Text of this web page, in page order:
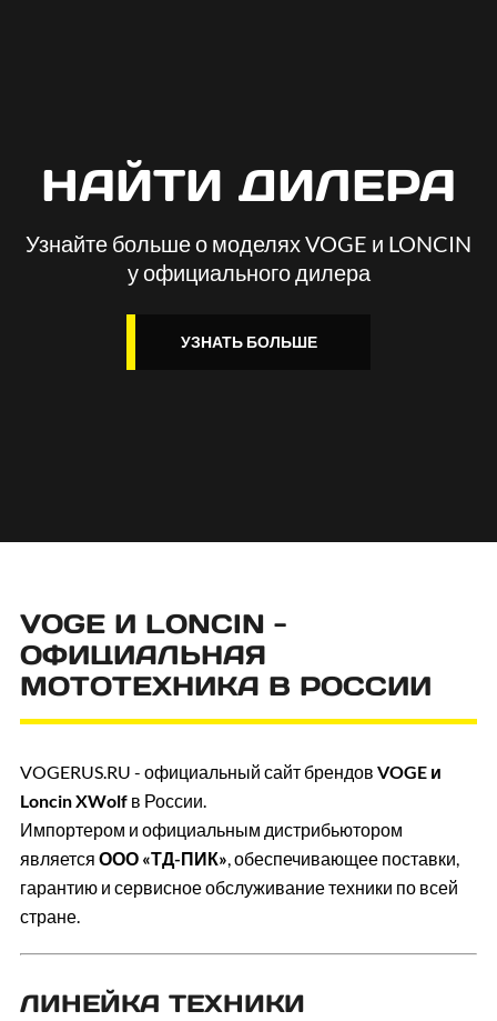
НАЙТИ ДИЛЕРА
Узнайте больше о моделях VOGE и LONCIN
у официального дилера
УЗНАТЬ БОЛЬШЕ
VOGE И LONCIN -
ОФИЦИАЛЬНАЯ
МОТОТЕХНИКА В РОССИИ
VOGERUS.RU - официальный сайт брендов VOGE и
Loncin XWolfв России.
Импортером и официальным дистрибьютором
является ООО «ТД-ПИК», обеспечивающее поставки,
гарантию и сервисное обслуживание техники по всей
стране.
ЛИНЕЙКА ТЕХНИКИ